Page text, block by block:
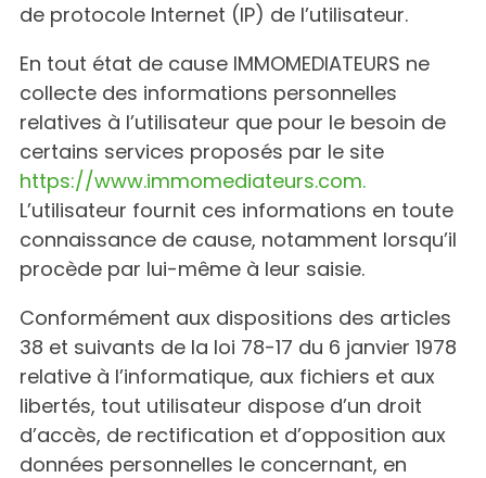
de protocole Internet (IP) de l’utilisateur.
En tout état de cause IMMOMEDIATEURS ne
collecte des informations personnelles
relatives à l’utilisateur que pour le besoin de
certains services proposés par le site
https://www.immomediateurs.com.
L’utilisateur fournit ces informations en toute
connaissance de cause, notamment lorsqu’il
procède par lui-même à leur saisie.
Conformément aux dispositions des articles
38 et suivants de la loi 78-17 du 6 janvier 1978
relative à l’informatique, aux fichiers et aux
libertés, tout utilisateur dispose d’un droit
d’accès, de rectification et d’opposition aux
données personnelles le concernant, en